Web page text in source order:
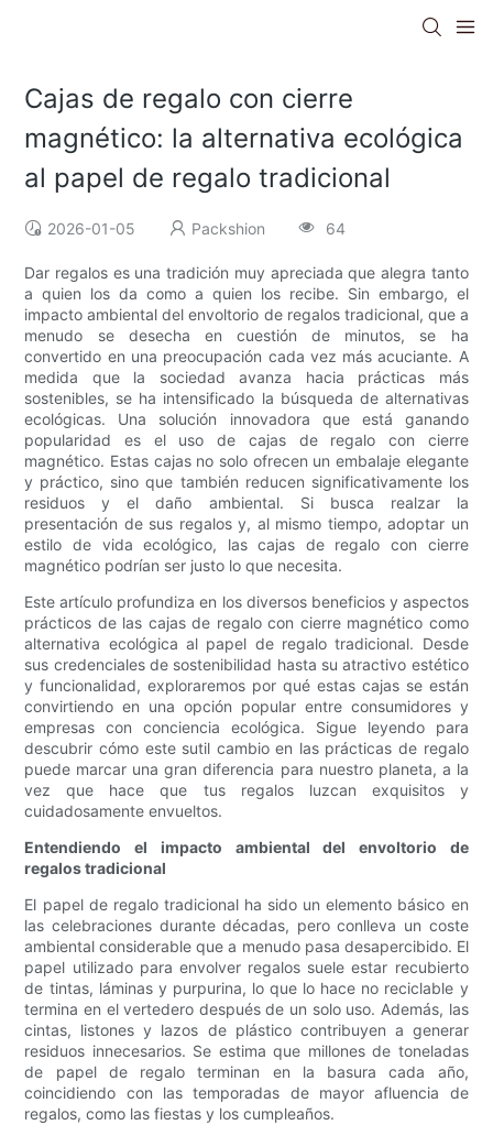
Cajas de regalo con cierre
magnético: la alternativa ecológica
al papel de regalo tradicional
2026-01-05 Packshion 64
Dar regalos es una tradición muy apreciada que alegra tanto
a quien los da como a quien los recibe. Sin embargo, el
impacto ambiental del envoltorio de regalos tradicional, que a
menudo se desecha en cuestión de minutos, se ha
convertido en una preocupación cada vez más acuciante. A
medida que la sociedad avanza hacia prácticas más
sostenibles, se ha intensificado la búsqueda de alternativas
ecológicas. Una solución innovadora que está ganando
popularidad es el uso de cajas de regalo con cierre
magnético. Estas cajas no solo ofrecen un embalaje elegante
y práctico, sino que también reducen significativamente los
residuos y el daño ambiental. Si busca realzar la
presentación de sus regalos y, al mismo tiempo, adoptar un
estilo de vida ecológico, las cajas de regalo con cierre
magnético podrían ser justo lo que necesita.
Este artículo profundiza en los diversos beneficios y aspectos
prácticos de las cajas de regalo con cierre magnético como
alternativa ecológica al papel de regalo tradicional. Desde
sus credenciales de sostenibilidad hasta su atractivo estético
y funcionalidad, exploraremos por qué estas cajas se están
convirtiendo en una opción popular entre consumidores y
empresas con conciencia ecológica. Sigue leyendo para
descubrir cómo este sutil cambio en las prácticas de regalo
puede marcar una gran diferencia para nuestro planeta, a la
vez que hace que tus regalos luzcan exquisitos y
cuidadosamente envueltos.
Entendiendo el impacto ambiental del envoltorio de
regalos tradicional
El papel de regalo tradicional ha sido un elemento básico en
las celebraciones durante décadas, pero conlleva un coste
ambiental considerable que a menudo pasa desapercibido. El
papel utilizado para envolver regalos suele estar recubierto
de tintas, láminas y purpurina, lo que lo hace no reciclable y
termina en el vertedero después de un solo uso. Además, las
cintas, listones y lazos de plástico contribuyen a generar
residuos innecesarios. Se estima que millones de toneladas
de papel de regalo terminan en la basura cada año,
coincidiendo con las temporadas de mayor afluencia de
regalos, como las fiestas y los cumpleaños.